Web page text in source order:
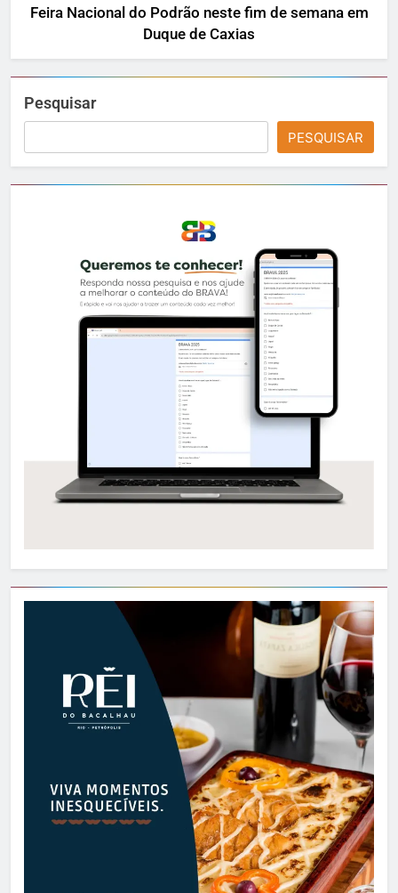
Feira Nacional do Podrão neste fim de semana em
Duque de Caxias
Pesquisar
PESQUISAR